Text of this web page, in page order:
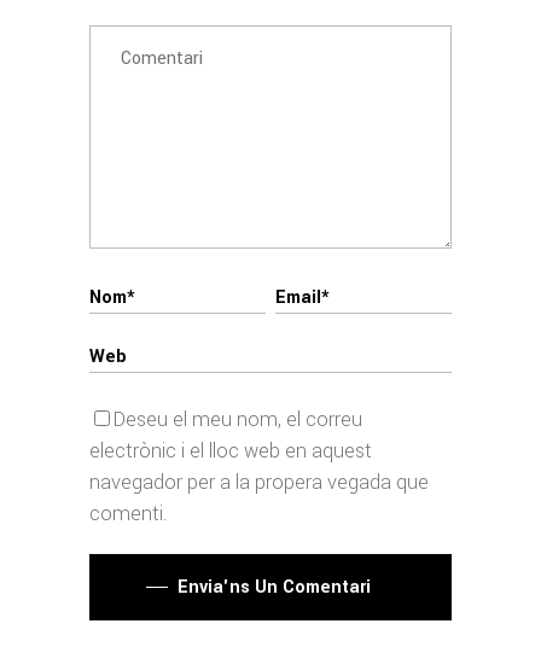
Deseu el meu nom, el correu
electrònic i el lloc web en aquest
navegador per a la propera vegada que
comenti.
Envia'ns Un Comentari